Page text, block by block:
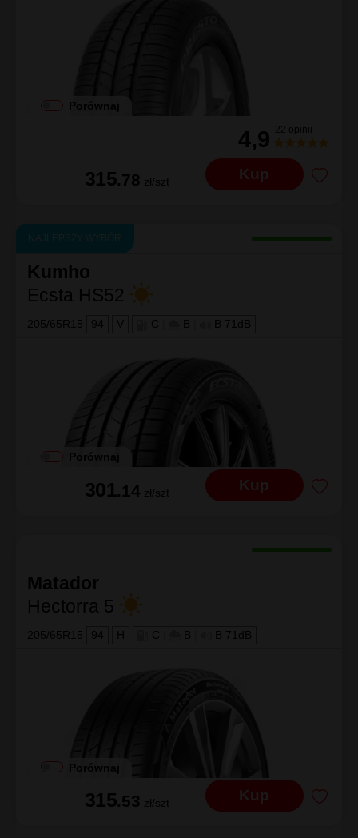
Porównaj
4,9 22 opinii
315.78 zł/szt Kup
NAJLEPSZY WYBÓR
Kumho
Ecsta HS52
205/65R15 94 V C B B 71dB
Porównaj
301 .14 zł/szt Kup
Matador
Hectorra 5
205/65R15 94 H C B B 71dB
Porównaj
315.53 zł/szt Kup